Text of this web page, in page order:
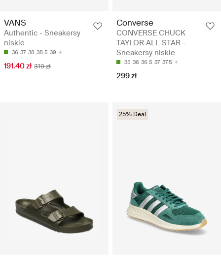
VANS
Authentic - Sneakersy
niskie
36 37 38 38.5 39
191.40 zł 319 zł
Converse
CONVERSE CHUCK
TAYLOR ALL STAR -
Sneakersy niskie
35 36 36.5 37 37.5
299 zł
25% Deal